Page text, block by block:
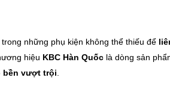
những phụ kiện không thể thiếu để
hiệu KBC Hàn Quốclà dòng sản
bền vượt trội